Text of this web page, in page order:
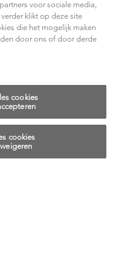
Chevelure De Rêve
essentielle pour mettre en
et, révéler ainsi les cheveux
plus
voor sociale media,
klikt op deze site
die het mogelijk maken
door ons of door derde
cookies
cookies